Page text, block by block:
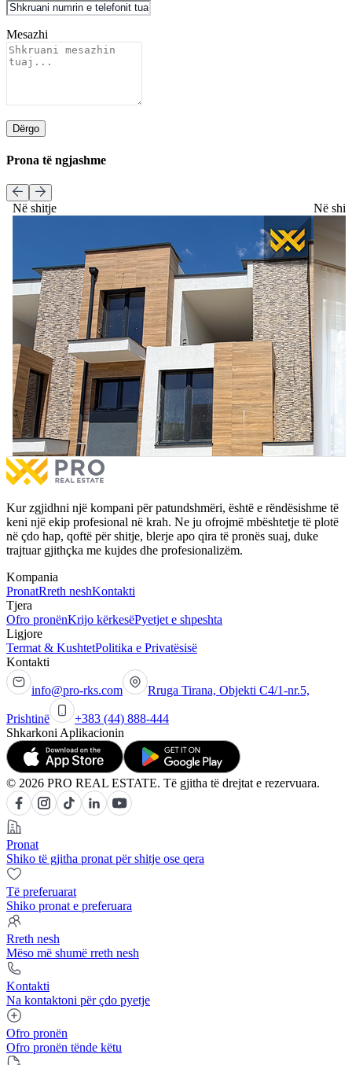
Mesazhi
Dërgo
Prona të ngjashme
Në shitje
Shtëpi 323m² për #SHITJE në Lagjen e Gjelbër
Shtëpi 323m² për #SHITJE në Lagjen e Gjelbër
€403,750 në shitje
5 dhoma gjumi
1 Tarracë Më shumë
Në
5
Kur zgjidhni një kompani për patundshmëri, është e rëndësishme të
keni një ekip profesional në krah. Ne ju ofrojmë mbështetje të plotë
në çdo hap, qoftë për shitje, blerje apo qira të pronës suaj, duke
trajtuar gjithçka me kujdes dhe profesionalizëm.
Kompania
PronatRreth neshKontakti
Tjera
Ofro pronënKrijo kërkesëPyetjet e shpeshta
Ligjore
Termat & KushtetPolitika e Privatësisë
Kontakti
info@pro-rks.com Rruga Tirana, Objekti C4/1-nr.5,
Prishtinë
+383 (44) 888-444
Shkarkoni Aplikacionin
© 2026 PRO REAL ESTATE. Të gjitha të drejtat e rezervuara.
Pronat
Shiko të gjitha pronat për shitje ose qera
Të preferuarat
Shiko pronat e preferuara
Rreth nesh
Mëso më shumë rreth nesh
Kontakti
Na kontaktoni për çdo pyetje
Ofro pronën
Ofro pronën tënde këtu